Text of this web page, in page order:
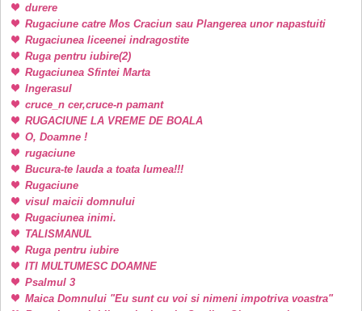
durere
Rugaciune catre Mos Craciun sau Plangerea unor napastuiti
Rugaciunea liceenei indragostite
Ruga pentru iubire(2)
Rugaciunea Sfintei Marta
Ingerasul
cruce_n cer,cruce-n pamant
RUGACIUNE LA VREME DE BOALA
O, Doamne !
rugaciune
Bucura-te lauda a toata lumea!!!
Rugaciune
visul maicii domnului
Rugaciunea inimi.
TALISMANUL
Ruga pentru iubire
ITI MULTUMESC DOAMNE
Psalmul 3
Maica Domnului "Eu sunt cu voi si nimeni impotriva voastra"